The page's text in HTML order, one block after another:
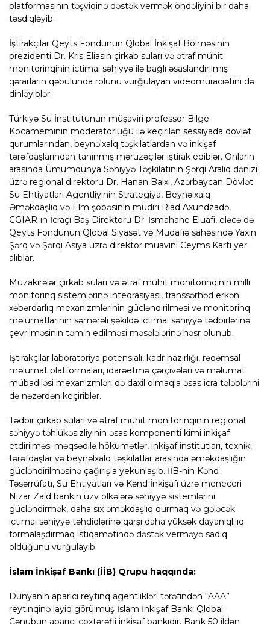
platformasının təşviqinə dəstək vermək öhdəliyini bir daha
təsdiqləyib.
İştirakçılar Qeyts Fondunun Qlobal İnkişaf Bölməsinin
prezidenti Dr. Kris Eliasın çirkab suları və ətraf mühit
monitorinqinin ictimai səhiyyə ilə bağlı əsaslandırılmış
qərarların qəbulunda rolunu vurğulayan videomüraciətini də
dinləyiblər.
Türkiyə Su İnstitutunun müşaviri professor Bilge
Kocameminin moderatorluğu ilə keçirilən sessiyada dövlət
qurumlarından, beynəlxalq təşkilatlardan və inkişaf
tərəfdaşlarından tanınmış məruzəçilər iştirak ediblər. Onların
arasında Ümumdünya Səhiyyə Təşkilatının Şərqi Aralıq dənizi
üzrə regional direktoru Dr. Hanan Balxi, Azərbaycan Dövlət
Su Ehtiyatları Agentliyinin Strategiya, Beynəlxalq
Əməkdaşlıq və Elm şöbəsinin müdiri Riad Axundzadə,
CGIAR-ın İcraçı Baş Direktoru Dr. İsmahane Eluafi, eləcə də
Qeyts Fondunun Qlobal Siyasət və Müdafiə sahəsində Yaxın
Şərq və Şərqi Asiya üzrə direktor müavini Ceyms Karti yer
alıblar.
Müzakirələr çirkab suları və ətraf mühit monitorinqinin milli
monitorinq sistemlərinə inteqrasiyası, transsərhəd erkən
xəbərdarlıq mexanizmlərinin gücləndirilməsi və monitorinq
məlumatlarının səmərəli şəkildə ictimai səhiyyə tədbirlərinə
çevrilməsinin təmin edilməsi məsələlərinə həsr olunub.
İştirakçılar laboratoriya potensialı, kadr hazırlığı, rəqəmsal
məlumat platformaları, idarəetmə çərçivələri və məlumat
mübadiləsi mexanizmləri də daxil olmaqla əsas icra tələblərini
də nəzərdən keçiriblər.
Tədbir çirkab suları və ətraf mühit monitorinqinin regional
səhiyyə təhlükəsizliyinin əsas komponenti kimi inkişaf
etdirilməsi məqsədilə hökumətlər, inkişaf institutları, texniki
tərəfdaşlar və beynəlxalq təşkilatlar arasında əməkdaşlığın
gücləndirilməsinə çağırışla yekunlaşıb. İİB-nin Kənd
Təsərrüfatı, Su Ehtiyatları və Kənd İnkişafı üzrə meneceri
Nizar Zaid bankın üzv ölkələrə səhiyyə sistemlərini
gücləndirmək, daha sıx əməkdaşlıq qurmaq və gələcək
ictimai səhiyyə təhdidlərinə qarşı daha yüksək dayanıqlılıq
formalaşdırmaq istiqamətində dəstək verməyə sadiq
olduğunu vurğulayıb.
İslam İnkişaf Bankı (İİB) Qrupu haqqında:
Dünyanın aparıcı reytinq agentlikləri tərəfindən “AAA”
reytinqinə layiq görülmüş İslam İnkişaf Bankı Qlobal